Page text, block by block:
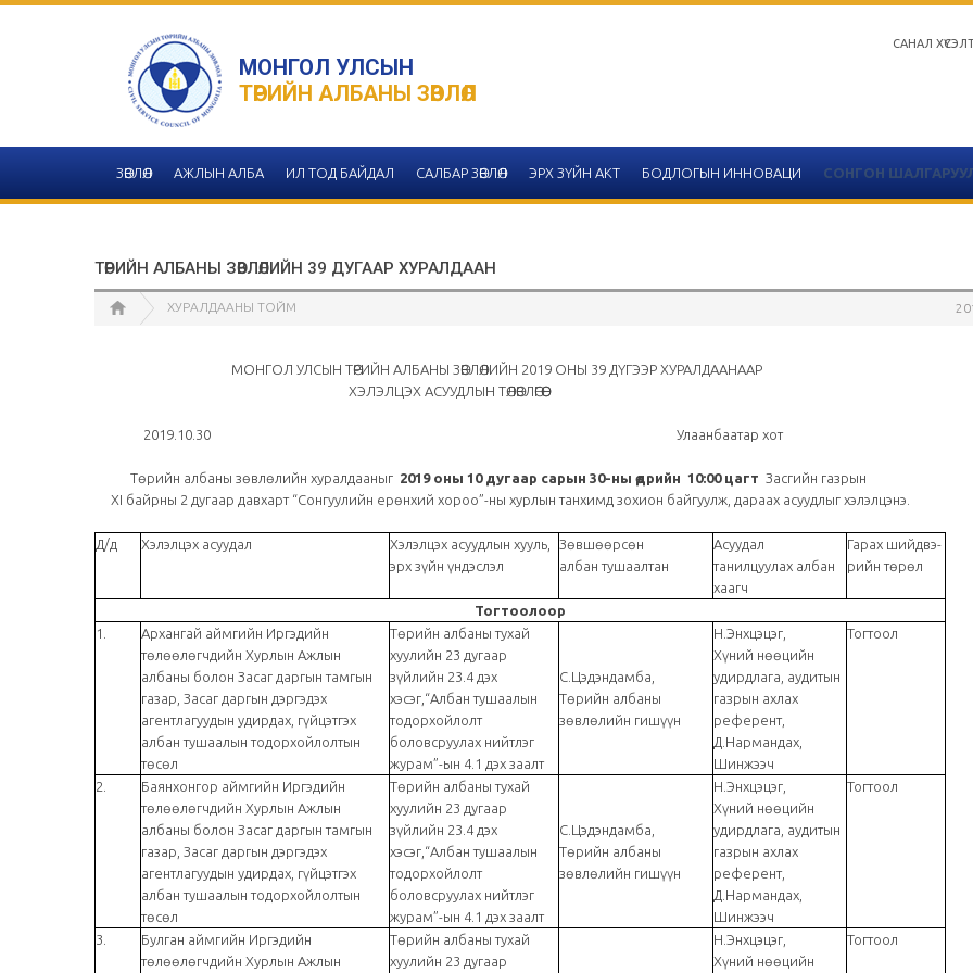
МОНГОЛ УЛСЫН
ТӨРИЙН АЛБАНЫ ЗӨВЛӨЛ
САНАЛ
ЗӨВЛӨЛ АЖЛЫН АЛБА ИЛ ТОД БАЙДАЛ САЛБАР ЗӨВЛӨЛ ЭРХ ЗҮЙН АКТ БОДЛОГЫН ИННОВАЦИ СОНГОН
ТӨРИЙН АЛБАНЫ ЗӨВЛӨЛИЙН 39 ДУГААР ХУРАЛДААН
ХУРАЛДААНЫ ТОЙМ
МОНГОЛ УЛСЫН ТӨРИЙН АЛБАНЫ ЗӨВЛӨЛИЙН 2019 ОНЫ 39 ДҮГЭЭР ХУРАЛДААНААР
ХЭЛЭЛЦЭХ АСУУДЛЫН ТӨЛӨВЛӨГӨӨ
2019.10.30 Улаанбаатар хот
Төрийн албаны зөвлөлийн хуралдааныг 2019 оны 10 дугаар сарын 30-ны өдрийн 10:00 цагт Засгийн газрын
XI байрны 2 дугаар давхарт “Сонгуулийн ерөнхий хороо”-ны хурлын танхимд зохион байгуулж, дараах асуудлыг хэлэлцэнэ.
Д/д Хэлэлцэх асуудал
Хэлэлцэх асуудлын хууль,
эрх зүйн үндэслэл
Зөвшөөрсөн
албан тушаалтан
Асуудал
танилцуулах албан
хаагч
Гарах шийдвэ-
рийн төрөл
Тогтоолоор
1.
Архангай аймгийн Иргэдийн
төлөөлөгчдийн Хурлын Ажлын
албаны болон Засаг даргын тамгын
газар, Засаг даргын дэргэдэх
агентлагуудын удирдах, гүйцэтгэх
албан тушаалын тодорхойлолтын
төсөл
Төрийн албаны тухай
хуулийн 23 дугаар
зүйлийн 23.4 дэх
хэсэг,“Албан тушаалын
тодорхойлолт
боловсруулах нийтлэг
журам”-ын 4.1 дэх заалт
С.Цэдэндамба,
Төрийн албаны
зөвлөлийн гишүүн
Н.Энхцэцэг,
Хүний нөөцийн
удирдлага, аудитын
газрын ахлах
референт,
Д.Нармандах,
Шинжээч
Тогтоол
2.
Баянхонгор аймгийн Иргэдийн
төлөөлөгчдийн Хурлын Ажлын
албаны болон Засаг даргын тамгын
газар, Засаг даргын дэргэдэх
агентлагуудын удирдах, гүйцэтгэх
албан тушаалын тодорхойлолтын
төсөл
Төрийн албаны тухай
хуулийн 23 дугаар
зүйлийн 23.4 дэх
хэсэг,“Албан тушаалын
тодорхойлолт
боловсруулах нийтлэг
журам”-ын 4.1 дэх заалт
С.Цэдэндамба,
Төрийн албаны
зөвлөлийн гишүүн
Н.Энхцэцэг,
Хүний нөөцийн
удирдлага, аудитын
газрын ахлах
референт,
Д.Нармандах,
Шинжээч
Тогтоол
3.
Булган аймгийн Иргэдийн
төлөөлөгчдийн Хурлын Ажлын
Төрийн албаны тухай
хуулийн 23 дугаар
Н.Энхцэцэг,
Хүний нөөцийн
Тогтоол
Төрийн албаны...